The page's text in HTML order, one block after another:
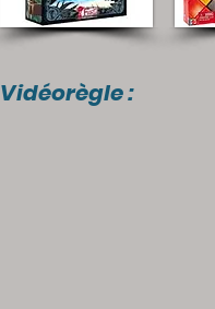
Vidéorègle :